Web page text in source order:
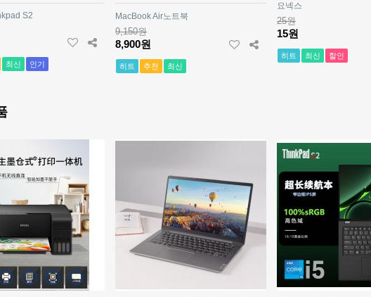
S2
최신 인기
MacBook Air노트북
9,150원
8,900원
히트 추천 최신
요넥스
25원
15원
히트 최신 할인
배드민턴 그립 - 요넥스
YY102C